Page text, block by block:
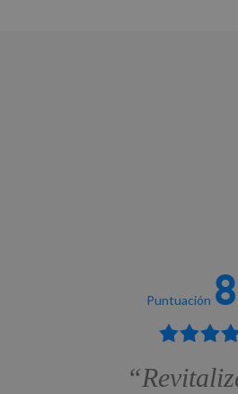
Puntuación